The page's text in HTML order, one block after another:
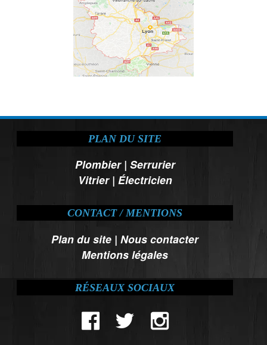
PLAN DU SITE
Plombier| Serrurier
Vitrier| Électricien
CONTACT / MENTIONS
Plan du site |Nous contacter
Mentions légales
RÉSEAUX SOCIAUX